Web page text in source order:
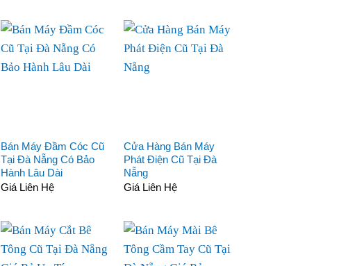
Bán Máy Đầm Cóc Cũ
Tại Đà Nẵng Có Bảo
Hành Lâu Dài
Giá Liên Hệ
Cửa Hàng Bán Máy
Phát Điện Cũ Tại Đà
Nẵng
Giá Liên Hệ